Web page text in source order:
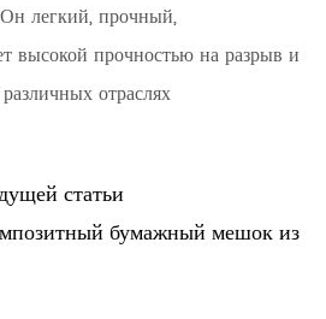
легкий, прочный,
высокой прочностью на разрыв и
отраслях
статьи
бумажный мешок из